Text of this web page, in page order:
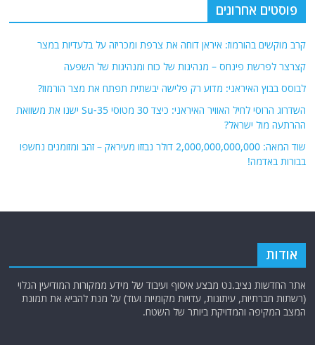
פוסטים אחרונים
קרב מוקשים בהורמוז: איראן דוחה את צרפת ומכריזה על בלעדיות במצר
קצרצר לפרשת פינחס – מנהיגות של כוח ומנהיגות של השפעה
לבוסס בבוץ האיראני: מדוע רק פלישה יבשתית תפתח את מצר הורמוז?
השדרוג הרוסי לחיל האוויר האיראני: כיצד 30 מטוסי Su-35 ישנו את משוואת
ההרתעה מול ישראל?
שוד המאה: 2,000,000,000,000 דולר נבזזו מעיראק – זהב ומזומנים נחשפו
בבורות באדמה!
אודות
אתר החדשות נציב.נט מבצע איסוף ועיבוד של מידע ממקורות המודיעין הגלוי
(רשתות חברתיות, עיתונות, עדויות מקומיות ועוד) על מנת להביא את תמונת
המצב המקיפה והמדויקת ביותר של השטח.